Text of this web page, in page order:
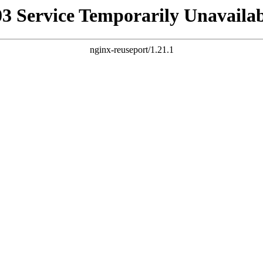
Service Temporarily
nginx-reuseport/1.21.1